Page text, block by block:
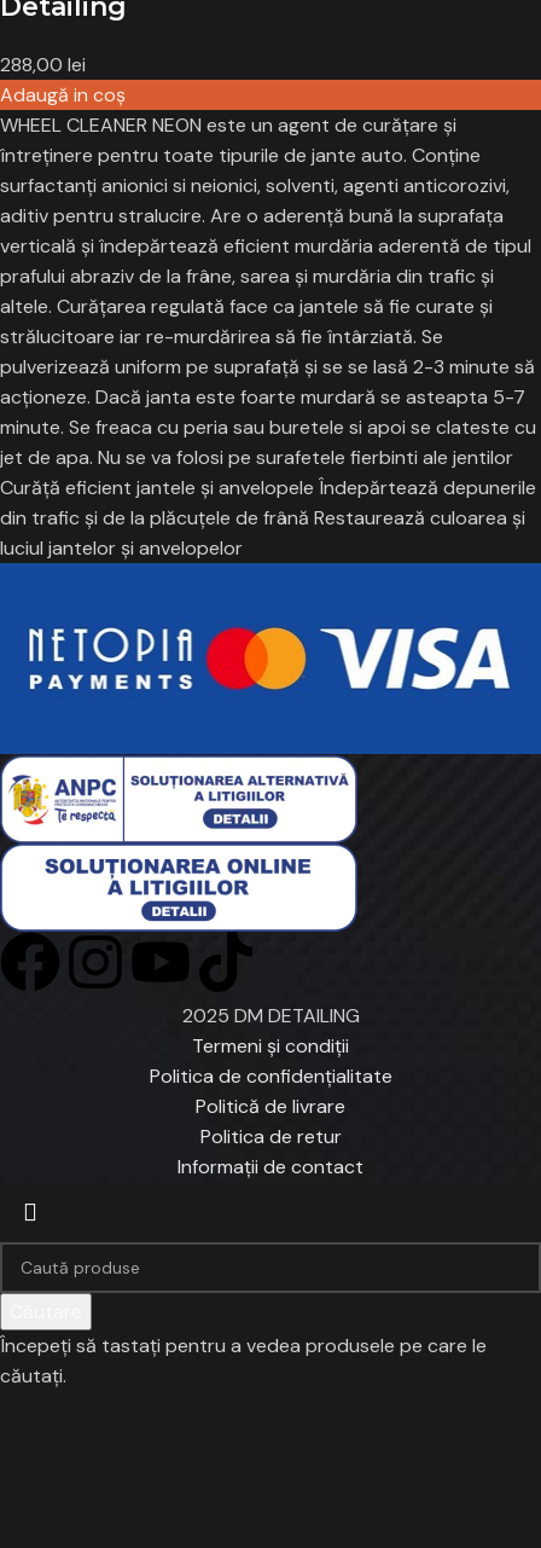
Detailing
288,00 lei
Adaugă in coş
WHEEL CLEANER NEON este un agent de curățare și
întreţinere pentru toate tipurile de jante auto. Conţine
surfactanţi anionici si neionici, solventi, agenti anticorozivi,
aditiv pentru stralucire. Are o aderență bună la suprafața
verticală şi îndepărtează eficient murdăria aderentă de tipul
prafului abraziv de la frâne, sarea și murdăria din trafic şi
altele. Curățarea regulată face ca jantele să fie curate și
strălucitoare iar re-murdărirea să fie întârziată. Se
pulverizează uniform pe suprafață și se se lasă 2-3 minute să
acționeze. Dacă janta este foarte murdară se asteapta 5-7
minute. Se freaca cu peria sau buretele si apoi se clateste cu
jet de apa. Nu se va folosi pe surafetele fierbinti ale jentilor
Curăţă eficient jantele şi anvelopele Îndepărtează depunerile
din trafic şi de la plăcuţele de frână Restaurează culoarea şi
luciul jantelor şi anvelopelor
2025 DM DETAILING
Termeni și condiții
Politica de confidențialitate
Politică de livrare
Politica de retur
Informații de contact
Începeți să tastați pentru a vedea produsele pe care le
căutați.